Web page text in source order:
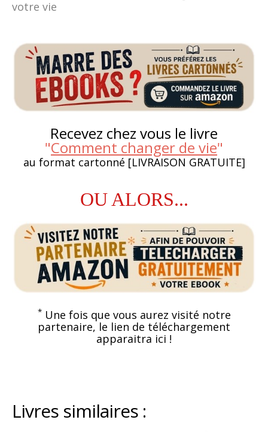
votre vie
Recevez chez vous le livre
"Comment changer de vie"
au format cartonné [LIVRAISON GRATUITE]
OU ALORS...
*Une fois que vous aurez visité notre
partenaire, le lien de téléchargement
apparaitra ici !
Livres similaires :